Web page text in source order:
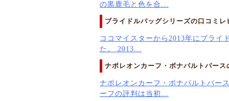
の黒鹿毛と色を合...
ブライドルバッグシリーズの口コミ
ココマイスターから2013年にブライ
た。 2013...
ナポレオンカーフ・ボナパルトパー
ナポレオンカーフ・ボナパルトパー
ーフの評判は当初...